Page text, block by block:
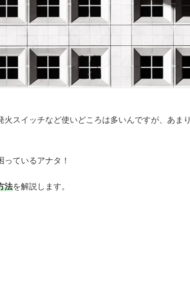
火スイッチなど使いどころは多いんですが、あま
ているアナタ！
法を解説します。